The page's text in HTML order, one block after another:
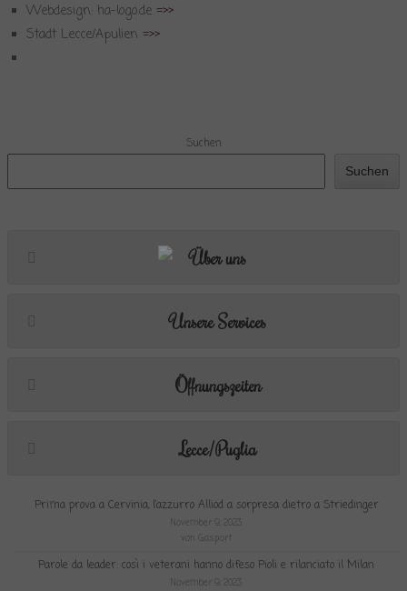
Webdesign: ha-logo.de =>>
Stadt Lecce/Apulien =>>
Suchen
Suchen
Über uns
Unsere Services
Öffnungszeiten
Lecce/Puglia
Prima prova a Cervinia, l’azzurro Alliod a sorpresa dietro a Striedinger
November 9, 2023
von Gasport
Parole da leader: così i veterani hanno difeso Pioli e rilanciato il Milan
November 9, 2023